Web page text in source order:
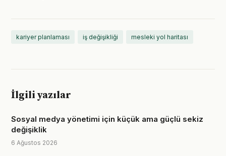
kariyer planlaması iş değişikliği mesleki yol haritası
İlgili yazılar
Sosyal medya yönetimi için küçük ama güçlü sekiz
değişiklik
6 Ağustos 2026